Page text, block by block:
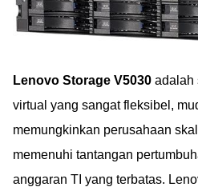
Lenovo Storage V5030 adalah
virtual yang sangat fleksibel,
memungkinkan perusahaan
memenuhi tantangan
anggaran TI yang terbatas.